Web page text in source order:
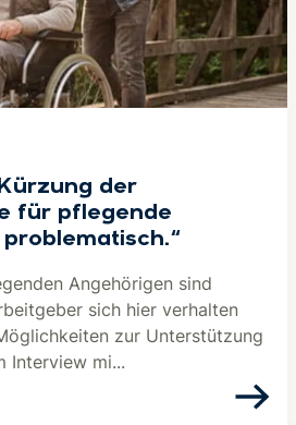
der
für pflegende
Angehörigen sind
sich hier verhalten
zur Unterstützung
Interview mi...